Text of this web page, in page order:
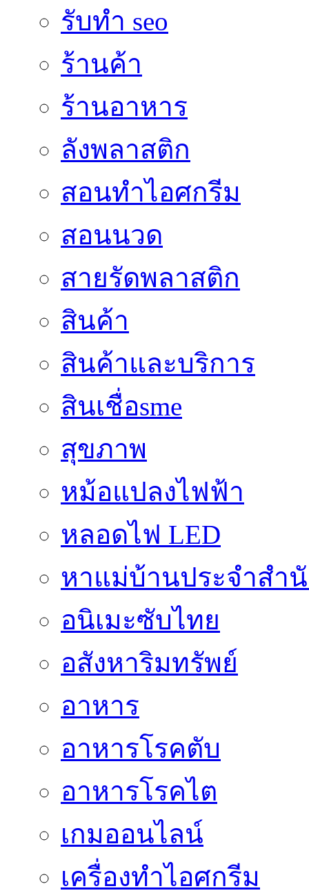
รับทำ seo
ร้านค้า
ร้านอาหาร
ลังพลาสติก
สอนทำไอศกรีม
สอนนวด
สายรัดพลาสติก
สินค้า
สินค้าและบริการ
สินเชื่อsme
สุขภาพ
หม้อแปลงไฟฟ้า
หลอดไฟ LED
หาแม่บ้านประจำสำ
อนิเมะซับไทย
อสังหาริมทรัพย์
อาหาร
อาหารโรคตับ
อาหารโรคไต
เกมออนไลน์
เครื่องทำไอศกรีม